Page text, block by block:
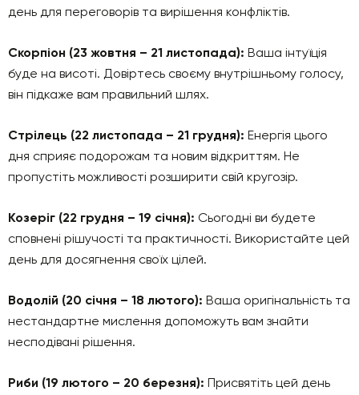
день для переговорів та вирішення конфліктів.
Скорпіон (23 жовтня – 21 листопада): Ваша інтуїція
буде на висоті. Довіртесь своєму внутрішньому голосу,
він підкаже вам правильний шлях.
Стрілець (22 листопада – 21 грудня): Енергія цього
дня сприяє подорожам та новим відкриттям. Не
пропустіть можливості розширити свій кругозір.
Козеріг (22 грудня – 19 січня): Сьогодні ви будете
сповнені рішучості та практичності. Використайте цей
день для досягнення своїх цілей.
Водолій (20 січня – 18 лютого): Ваша оригінальність та
нестандартне мислення допоможуть вам знайти
несподівані рішення.
Риби (19 лютого – 20 березня): Присвятіть цей день